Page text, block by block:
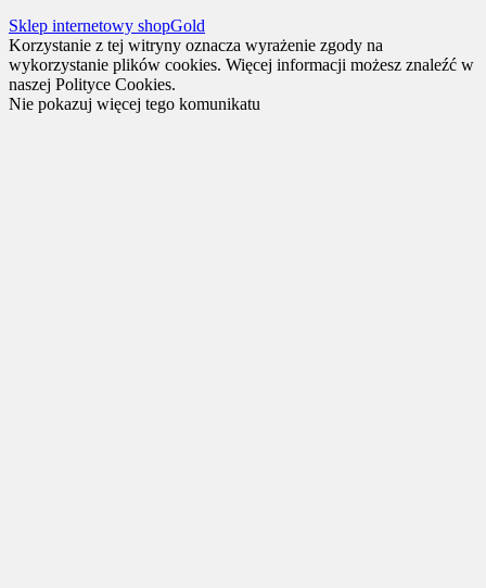
Sklep internetowy shopGold
Korzystanie z tej witryny oznacza wyrażenie zgody na
wykorzystanie plików cookies. Więcej informacji możesz znaleźć w
naszej Polityce Cookies.
Nie pokazuj więcej tego komunikatu